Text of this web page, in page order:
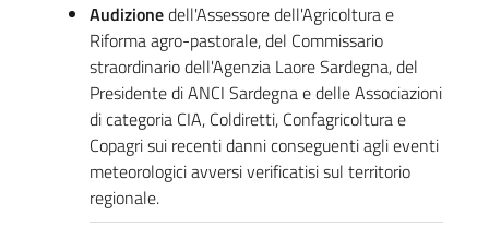
Audizionedell'Assessore dell'Agricoltura e
Riforma agro-pastorale, del Commissario
straordinario dell'Agenzia Laore Sardegna, del
Presidente di ANCI Sardegna e delle Associazioni
di categoria CIA, Coldiretti, Confagricoltura e
Copagri sui recenti danni conseguenti agli eventi
meteorologici avversi verificatisi sul territorio
regionale.